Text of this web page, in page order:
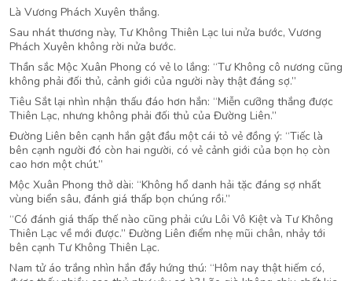
Là Vương Phách Xuyên thắng.
Sau nhát thương này, Tư Không Thiên Lạc lui nửa bước, Vương
Phách Xuyên không rời nửa bước.
Thần sắc Mộc Xuân Phong có vẻ lo lắng: “Tư Không cô nương cũng
không phải đối thủ, cảnh giới của người này thật đáng sợ.”
Tiêu Sắt lại nhìn nhận thấu đáo hơn hắn: “Miễn cưỡng thắng được
Thiên Lạc, nhưng không phải đối thủ của Đường Liên.”
Đường Liên bên cạnh hắn gật đầu một cái tỏ vẻ đồng ý: “Tiếc là
bên cạnh người đó còn hai người, có vẻ cảnh giới của bọn họ còn
cao hơn một chút.”
Mộc Xuân Phong thở dài: “Không hổ danh hải tặc đáng sợ nhất
vùng biển sâu, đánh giá thấp bọn chúng rồi.”
“Có đánh giá thấp thế nào cũng phải cứu Lôi Vô Kiệt và Tư Không
Thiên Lạc về mới được.” Đường Liên điểm nhẹ mũi chân, nhảy tới
bên cạnh Tư Không Thiên Lạc.
Nam tử áo trắng nhìn hắn đầy hứng thú: “Hôm nay thật hiếm có,